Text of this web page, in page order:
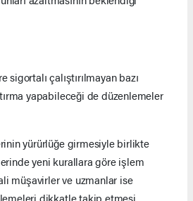
sigortalı çalıştırılmayan bazı
yapabileceği de düzenlemeler
yürürlüğe girmesiyle birlikte
yeni kurallara göre işlem
müşavirler ve uzmanlar ise